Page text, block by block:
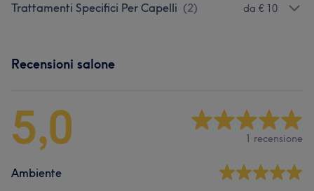
Trattamenti Specifici Per Capelli (2) da € 10
Recensioni salone
5,0 1 recensione
Ambiente